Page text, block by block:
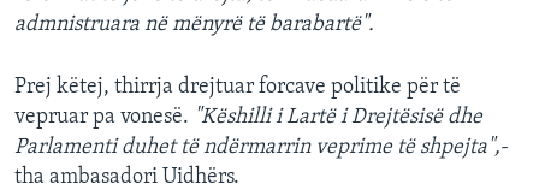
admnistruara në mënyrë të barabartë".
Prej këtej, thirrja drejtuar forcave politike për të
vepruar pa vonesë. "Këshilli i Lartë i Drejtësisë dhe
Parlamenti duhet të ndërmarrin veprime të shpejta",-
tha ambasadori Uidhërs.